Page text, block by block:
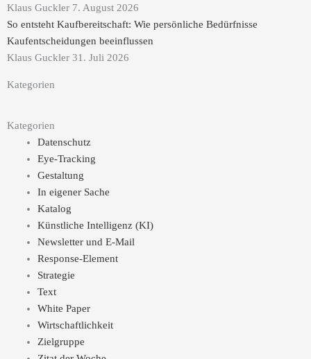
Klaus Guckler 7. August 2026
So entsteht Kaufbereitschaft: Wie persönliche Bedürfnisse
Kaufentscheidungen beeinflussen
Klaus Guckler 31. Juli 2026
Kategorien
Kategorien
Datenschutz
Eye-Tracking
Gestaltung
In eigener Sache
Katalog
Künstliche Intelligenz (KI)
Newsletter und E-Mail
Response-Element
Strategie
Text
White Paper
Wirtschaftlichkeit
Zielgruppe